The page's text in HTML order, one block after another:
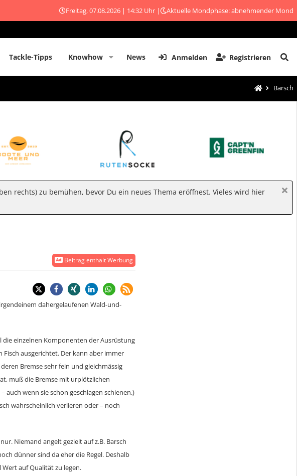
Freitag, 07.08.2026 | 14:32 Uhr | Aktuelle Mondphase: abnehmender Mond
Tackle-Tipps Knowhow News Anmelden Registrieren
Barsch
rechts) zu bemühen, bevor Du ein neues Thema eröffnest. Vieles wird hier
Beitrag enthält Werbung
dahergelaufenen Wald-und-
die einzelnen Komponenten der Ausrüstung
ausgerichtet. Der kann aber immer
Bremse sehr fein und gleichmässig
muß die Bremse mit urplötzlichen
wenn sie schon geschlagen schienen.)
wahrscheinlich verlieren oder – noch
Niemand angelt gezielt auf z.B. Barsch
dünner sind da eher die Regel. Deshalb
auf Qualität zu legen.